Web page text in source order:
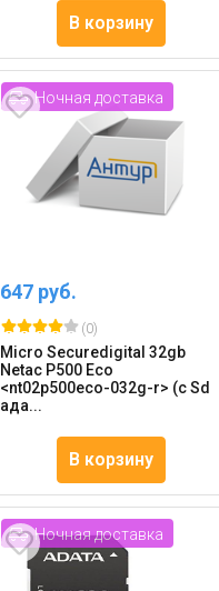
В корзину
Ночная доставка
647 руб.
(0)
Micro Securedigital 32gb
Netac P500 Eco
<nt02p500eco-032g-r> (с Sd
ада...
В корзину
Ночная доставка